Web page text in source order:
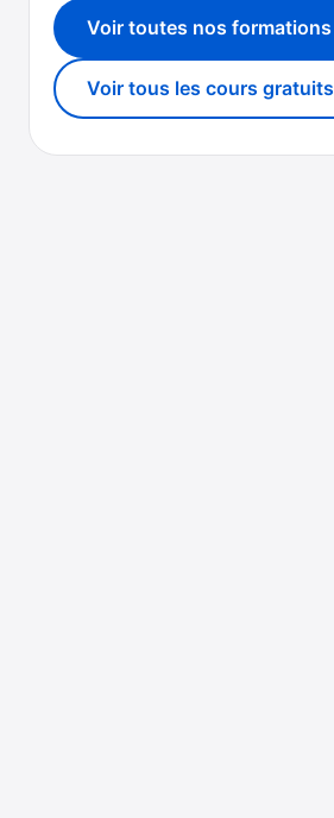
Voir toutes nos formations
Voir tous les cours gratuits